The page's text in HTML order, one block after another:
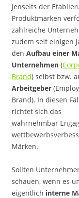
Jenseits der
Produktmarken
zahlreiche
zudem seit einigen
den Aufbau einer
Unternehmen (
Brand) selbst bzw.
Arbeitgeber
Brand). In diesen
richtet sich das
wahrnehmbar
Märken.
Sollten
schauen, wenn es
eigentlich interne